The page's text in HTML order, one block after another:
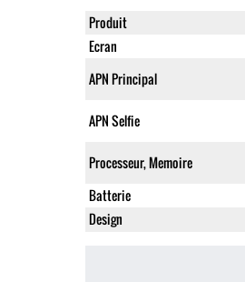
Produit
Ecran
APN Principal
APN Selfie
Processeur, Memoire
Batterie
Design